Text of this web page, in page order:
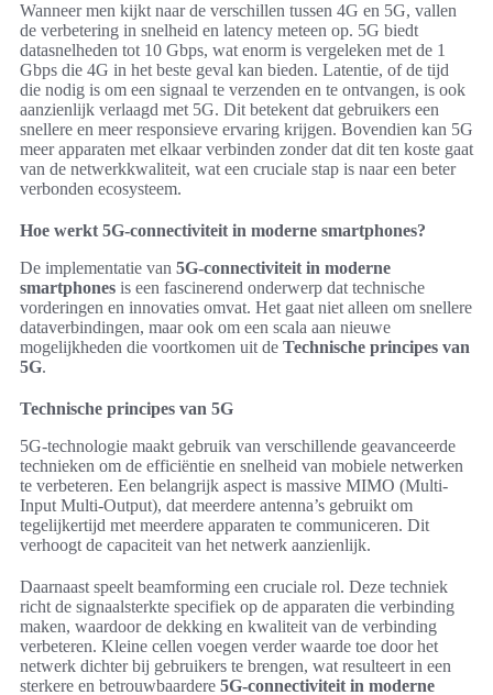
Wanneer men kijkt naar de verschillen tussen 4G en 5G, vallen
de verbetering in snelheid en latency meteen op. 5G biedt
datasnelheden tot 10 Gbps, wat enorm is vergeleken met de 1
Gbps die 4G in het beste geval kan bieden. Latentie, of de tijd
die nodig is om een signaal te verzenden en te ontvangen, is ook
aanzienlijk verlaagd met 5G. Dit betekent dat gebruikers een
snellere en meer responsieve ervaring krijgen. Bovendien kan 5G
meer apparaten met elkaar verbinden zonder dat dit ten koste gaat
van de netwerkkwaliteit, wat een cruciale stap is naar een beter
verbonden ecosysteem.
Hoe werkt 5G-connectiviteit in moderne smartphones?
De implementatie van 5G-connectiviteit in moderne
smartphones is een fascinerend onderwerp dat technische
vorderingen en innovaties omvat. Het gaat niet alleen om snellere
dataverbindingen, maar ook om een scala aan nieuwe
mogelijkheden die voortkomen uit de Technische principes van
5G.
Technische principes van 5G
5G-technologie maakt gebruik van verschillende geavanceerde
technieken om de efficiëntie en snelheid van mobiele netwerken
te verbeteren. Een belangrijk aspect is massive MIMO (Multi-
Input Multi-Output), dat meerdere antenna’s gebruikt om
tegelijkertijd met meerdere apparaten te communiceren. Dit
verhoogt de capaciteit van het netwerk aanzienlijk.
Daarnaast speelt beamforming een cruciale rol. Deze techniek
richt de signaalsterkte specifiek op de apparaten die verbinding
maken, waardoor de dekking en kwaliteit van de verbinding
verbeteren. Kleine cellen voegen verder waarde toe door het
netwerk dichter bij gebruikers te brengen, wat resulteert in een
sterkere en betrouwbaardere 5G-connectiviteit in moderne